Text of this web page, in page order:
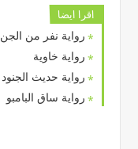
اقرا ايضا
رواية نفر من الجن
رواية خاوية
رواية حديث الجنود
رواية ساق البامبو